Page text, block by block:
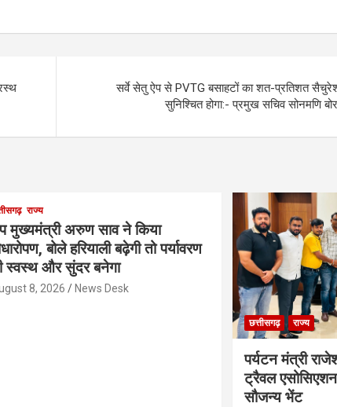
सर्वे सेतु ऐप से PVTG बसाहटों का शत-प्रतिशत
सुनिश्चित होगा:- प्रमुख सचिव सोनमणि
राज्य
मुख्यमंत्री अरुण साव ने किया
बोले हरियाली बढ़ेगी तो पर्यावरण
स्वस्थ और सुंदर बनेगा
8, 2026 News Desk
छत्तीसगढ़ राज्य
पर्यटन मंत्री
ट्रैवल
सौजन्य भेंट